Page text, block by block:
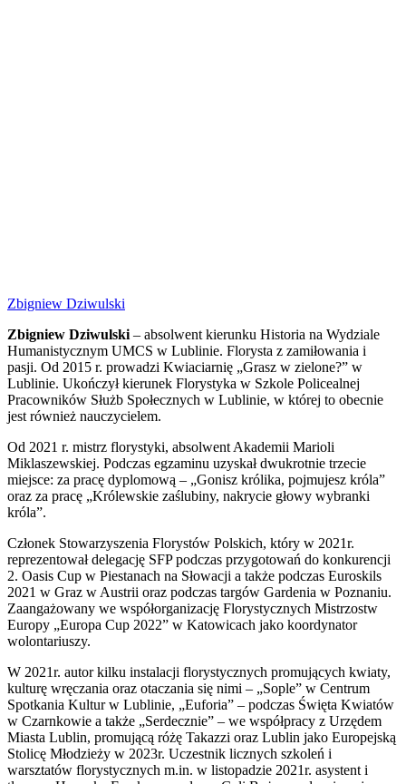
Zbigniew Dziwulski
Zbigniew Dziwulski – absolwent kierunku Historia na Wydziale
Humanistycznym UMCS w Lublinie. Florysta z zamiłowania i
pasji. Od 2015 r. prowadzi Kwiaciarnię „Grasz w zielone?” w
Lublinie. Ukończył kierunek Florystyka w Szkole Policealnej
Pracowników Służb Społecznych w Lublinie, w której to obecnie
jest również nauczycielem.
Od 2021 r. mistrz florystyki, absolwent Akademii Marioli
Miklaszewskiej. Podczas egzaminu uzyskał dwukrotnie trzecie
miejsce: za pracę dyplomową – „Gonisz królika, pojmujesz króla”
oraz za pracę „Królewskie zaślubiny, nakrycie głowy wybranki
króla”.
Członek Stowarzyszenia Florystów Polskich, który w 2021r.
reprezentował delegację SFP podczas przygotowań do konkurencji
2. Oasis Cup w Piestanach na Słowacji a także podczas Euroskils
2021 w Graz w Austrii oraz podczas targów Gardenia w Poznaniu.
Zaangażowany we współorganizację Florystycznych Mistrzostw
Europy „Europa Cup 2022” w Katowicach jako koordynator
wolontariuszy.
W 2021r. autor kilku instalacji florystycznych promujących kwiaty,
kulturę wręczania oraz otaczania się nimi – „Sople” w Centrum
Spotkania Kultur w Lublinie, „Euforia” – podczas Święta Kwiatów
w Czarnkowie a także „Serdecznie” – we współpracy z Urzędem
Miasta Lublin, promującą różę Takazzi oraz Lublin jako Europejską
Stolicę Młodzieży w 2023r. Uczestnik licznych szkoleń i
warsztatów florystycznych m.in. w listopadzie 2021r. asystent i